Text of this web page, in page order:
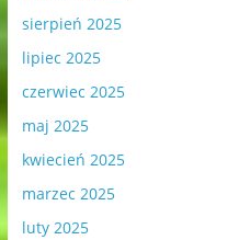
sierpień 2025
lipiec 2025
czerwiec 2025
maj 2025
kwiecień 2025
marzec 2025
luty 2025